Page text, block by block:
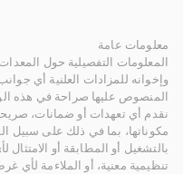
معلومات عامة
المعلومات التفصيلية حول
وإخوانه للمزادات العلنية أي
المنصوص عليها صراحة في هذه
نقدم أي تعهدات أو ضمانات،
مكوناتها، بما في ذلك على سبيل
بالتشغيل أو المطابقة أو
تنظيمية معنية، أو الملاءمة لأي